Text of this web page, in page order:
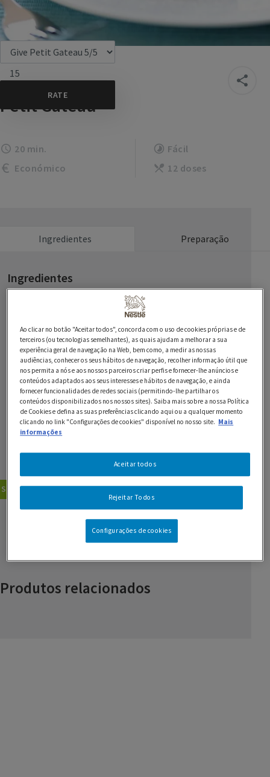
15
Petit Gateau
20 min.
Fácil
Económico
12 doses
Ingredientes Preparação
Ingredientes
1 lata de Leite Condensado NESTLÉ
2 ovos
2 gemas de ovo
60 g de açúcar
40 g de farinha
200 g de Chocolate Preto 70% NESTLÉ Sobremesas
GUARDAR RECEITA
Sobremesas Bolos
Produtos relacionados
Ao clicar no botão "Aceitar todos", concorda com o uso de cookies próprias e de
terceiros (ou tecnologias semelhantes), as quais ajudam a melhorar a sua
experiência geral de navegação na Web, bem como, a medir as nossas
audiências, conhecer os seus hábitos de navegação, recolher informação útil que
nos permita a nós e aos nossos parceiros criar perfis e fornecer-lhe anúncios e
conteúdos adaptados aos seus interesses e hábitos de navegação, e ainda
fornecer funcionalidades de redes sociais (permitindo-lhe partilhar os
conteúdos disponibilizados nos nossos sites). Saiba mais sobre a nossa Política
de Cookies e defina as suas preferências clicando aqui ou a qualquer momento
clicando no link "Configurações de cookies" disponível no nosso site. Mais
informações
Rejeitar Todos
Aceitar todos
Configurações de cookies